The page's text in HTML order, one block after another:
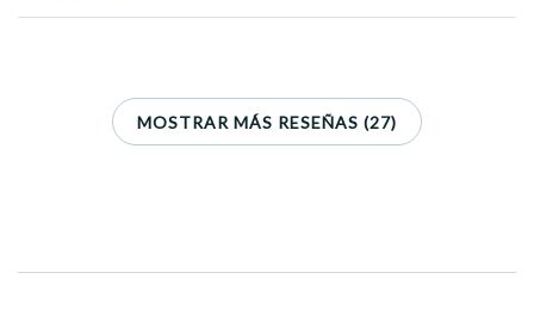
MOSTRAR MÁS RESEÑAS (27)